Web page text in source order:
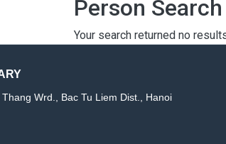
Person
Your search returned no
Wrd., Bac Tu Liem Dist., Hanoi